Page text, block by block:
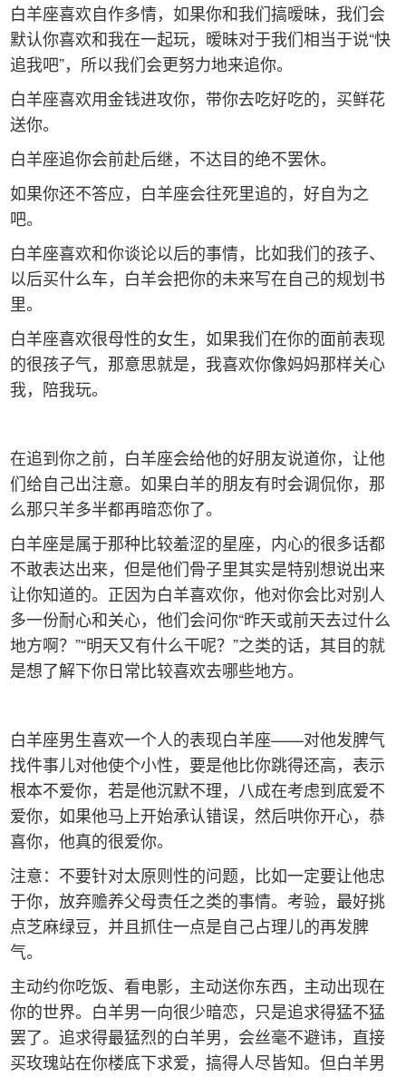
白羊座喜欢自作多情，如果你和我们搞暧昧，我们会
默认你喜欢和我在一起玩，暧昧对于我们相当于说“快
追我吧”，所以我们会更努力地来追你。
白羊座喜欢用金钱进攻你，带你去吃好吃的，买鲜花
送你。
白羊座追你会前赴后继，不达目的绝不罢休。
如果你还不答应，白羊座会往死里追的，好自为之
吧。
白羊座喜欢和你谈论以后的事情，比如我们的孩子、
以后买什么车，白羊会把你的未来写在自己的规划书
里。
白羊座喜欢很母性的女生，如果我们在你的面前表现
的很孩子气，那意思就是，我喜欢你像妈妈那样关心
我，陪我玩。
在追到你之前，白羊座会给他的好朋友说道你，让他
们给自己出注意。如果白羊的朋友有时会调侃你，那
么那只羊多半都再暗恋你了。
白羊座是属于那种比较羞涩的星座，内心的很多话都
不敢表达出来，但是他们骨子里其实是特别想说出来
让你知道的。正因为白羊喜欢你，他对你会比对别人
多一份耐心和关心，他们会问你“昨天或前天去过什么
地方啊？”“明天又有什么干呢？”之类的话，其目的就
是想了解下你日常比较喜欢去哪些地方。
白羊座男生喜欢一个人的表现白羊座——对他发脾气
找件事儿对他使个小性，要是他比你跳得还高，表示
根本不爱你，若是他沉默不理，八成在考虑到底爱不
爱你，如果他马上开始承认错误，然后哄你开心，恭
喜你，他真的很爱你。
注意：不要针对太原则性的问题，比如一定要让他忠
于你，放弃赡养父母责任之类的事情。考验，最好挑
点芝麻绿豆，并且抓住一点是自己占理儿的再发脾
气。
主动约你吃饭、看电影，主动送你东西，主动出现在
你的世界。白羊男一向很少暗恋，只是追求得猛不猛
罢了。追求得最猛烈的白羊男，会丝毫不避讳，直接
买玫瑰站在你楼底下求爱，搞得人尽皆知。但白羊男